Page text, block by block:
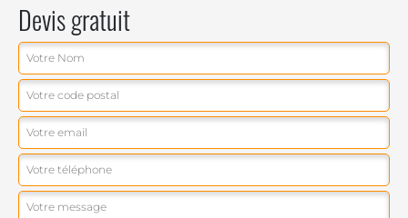
Devis gratuit